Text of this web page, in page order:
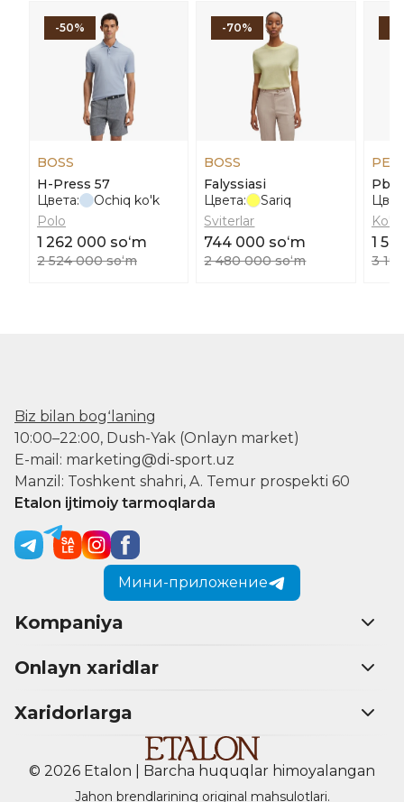
-50%
BOSS
H-Press 57
Цвета:
Ochiq ko'k
Polo
1 262 000 soʻm
2 524 000 soʻm
-70%
BOSS
Falyssiasi
Цвета:
Sariq
Sviterlar
744 000 soʻm
2 480 000 soʻm
1
3
Biz bilan bogʻlaning
10:00–22:00, Dush-Yak (Onlayn market)
E-mail: marketing@di-sport.uz
Manzil: Toshkent shahri, A. Temur prospekti 60
Etalon ijtimoiy tarmoqlarda
Мини-приложение
Kompaniya
Onlayn xaridlar
Xaridorlarga
© 2026 Etalon | Barcha huquqlar himoyalangan
Jahon brendlarining original mahsulotlari.